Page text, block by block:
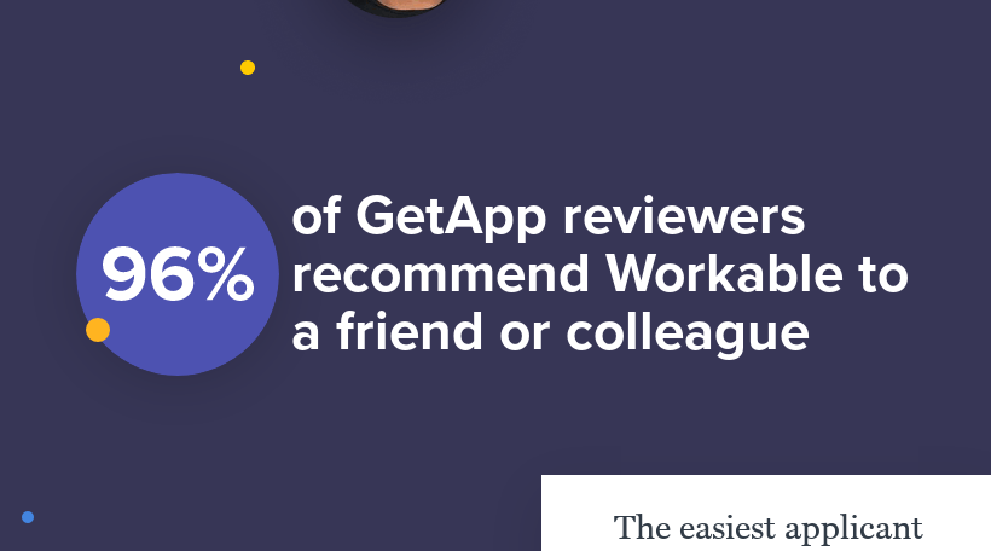
of GetApp reviewers
recommend Workable to
a friend or colleague
The easiest applicant